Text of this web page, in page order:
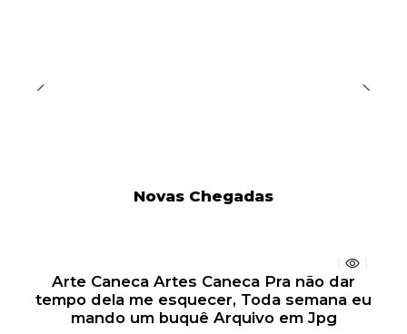
Novas Chegadas
Arte Caneca Artes Caneca Pra não dar
tempo dela me esquecer, Toda semana eu
mando um buquê Arquivo em Jpg